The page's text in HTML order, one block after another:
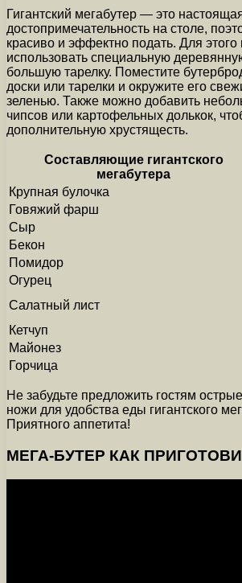
Гигантский мегабутер — это
достопримечательность на столе,
красиво и эффектно подать. Для
использовать специальную
большую тарелку. Поместите
доски или тарелки и окружите его
зеленью. Также можно добавить
чипсов или картофельных долькок,
дополнительную хрустящесть.
Составляющие гигантского
мегабутера
Крупная булочка
Говяжий фарш
Сыр
Бекон
Помидор
Огурец
Салатный лист
Кетчуп
Майонез
Горчица
Не забудьте предложить гостям
ножи для удобства еды гигантского
Приятного аппетита!
МЕГА-БУТЕР КАК